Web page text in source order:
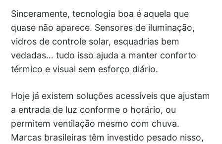
Sinceramente, tecnologia boa é aquela que
quase não aparece. Sensores de iluminação,
vidros de controle solar, esquadrias bem
vedadas… tudo isso ajuda a manter conforto
térmico e visual sem esforço diário.
Hoje já existem soluções acessíveis que ajustam
a entrada de luz conforme o horário, ou
permitem ventilação mesmo com chuva.
Marcas brasileiras têm investido pesado nisso,